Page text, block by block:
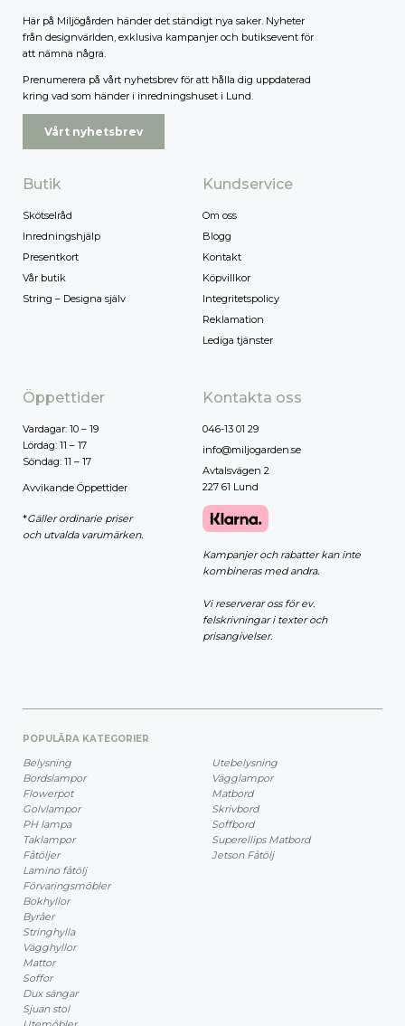
Här på Miljögården händer det ständigt nya saker. Nyheter
från designvärlden, exklusiva kampanjer och butiksevent för
att nämna några.
Prenumerera på vårt nyhetsbrev för att hålla dig uppdaterad
kring vad som händer i inredningshuset i Lund.
Vårt nyhetsbrev
Butik
Skötselråd
Inredningshjälp
Presentkort
Vår butik
String – Designa själv
Kundservice
Om oss
Blogg
Kontakt
Köpvillkor
Integritetspolicy
Reklamation
Lediga tjänster
Öppettider
Vardagar: 10 – 19
Lördag: 11 – 17
Söndag: 11 – 17
Avvikande Öppettider
*Gäller ordinarie priser
och utvalda varumärken.
Kontakta oss
046-13 01 29
info@miljogarden.se
Avtalsvägen 2
227 61 Lund
Kampanjer och rabatter kan inte
kombineras med andra.
Vi reserverar oss för ev.
felskrivningar i texter och
prisangivelser.
POPULÄRA KATEGORIER
Belysning
Bordslampor
Flowerpot
Golvlampor
PH lampa
Taklampor
Fåtöljer
Lamino fåtölj
Förvaringsmöbler
Bokhyllor
Byråer
Stringhylla
Vägghyllor
Mattor
Soffor
Dux sängar
Sjuan stol
Utebelysning
Vägglampor
Matbord
Skrivbord
Soffbord
Superellips Matbord
Jetson Fåtölj